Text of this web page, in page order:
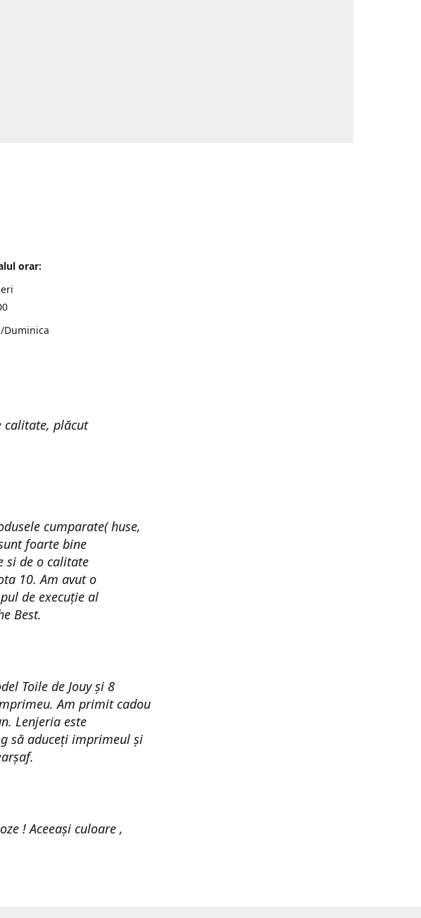
orar:
Duminica
calitate, plăcut
cumparate( huse,
foarte bine
si de o calitate
10. Am avut o
de execuție al
Best.
Toile de Jouy și 8
Am primit cadou
Lenjeria este
să aduceți imprimeul și
! Aceeași culoare ,